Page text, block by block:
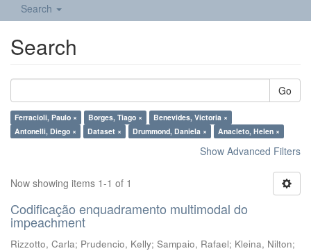
Search
Search
Go
Ferracioli, Paulo × Borges, Tiago ×
Benevides, Victoria ×
Antonelli, Diego ×
Dataset × Drummond, Daniela × Anacleto, Helen ×
Show Advanced Filters
Now showing items 1-1 of 1
Codificação enquadramento multimodal do
impeachment
Rizzotto, Carla; Prudencio, Kelly; Sampaio, Rafael; Kleina, Nilton;